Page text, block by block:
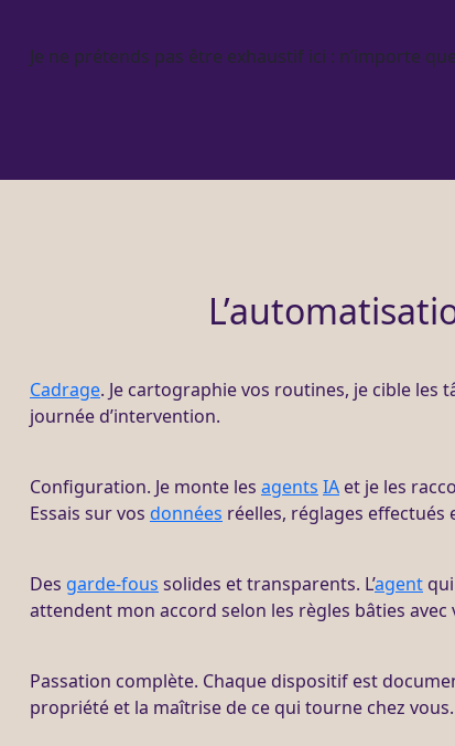
Je ne prétends pas être exhaustif ici : n’importe
Cadrage. Je cartographie vos routines, je cible les
journée d’intervention.
Configuration. Je monte les agents IA et je les
Essais sur vos données réelles, réglages effectués
Des garde-fous solides et transparents. L’agent
attendent mon accord selon les règles bâties
Passation complète. Chaque dispositif est
propriété et la maîtrise de ce qui tourne chez vous.